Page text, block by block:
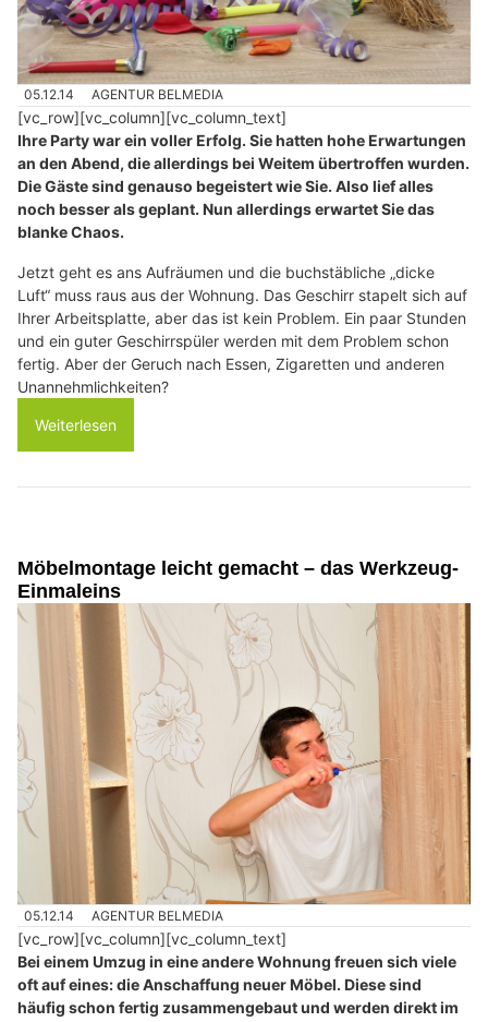
05.12.14 AGENTUR BELMEDIA
[vc_row][vc_column][vc_column_text]
Ihre Party war ein voller Erfolg. Sie hatten hohe Erwartungen
an den Abend, die allerdings bei Weitem übertroffen wurden.
Die Gäste sind genauso begeistert wie Sie. Also lief alles
noch besser als geplant. Nun allerdings erwartet Sie das
blanke Chaos.
Jetzt geht es ans Aufräumen und die buchstäbliche „dicke
Luft“ muss raus aus der Wohnung. Das Geschirr stapelt sich auf
Ihrer Arbeitsplatte, aber das ist kein Problem. Ein paar Stunden
und ein guter Geschirrspüler werden mit dem Problem schon
fertig. Aber der Geruch nach Essen, Zigaretten und anderen
Unannehmlichkeiten?
Weiterlesen
Möbelmontage leicht gemacht – das Werkzeug-
Einmaleins
05.12.14 AGENTUR BELMEDIA
[vc_row][vc_column][vc_column_text]
Bei einem Umzug in eine andere Wohnung freuen sich viele
oft auf eines: die Anschaffung neuer Möbel. Diese sind
häufig schon fertig zusammengebaut und werden direkt im